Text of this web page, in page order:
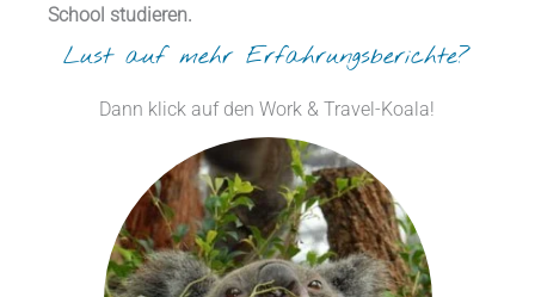
School studieren.
Lust auf mehr Erfahrungsberichte?
Dann klick auf den Work & Travel-Koala!